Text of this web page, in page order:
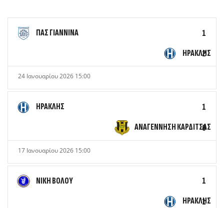
ΠΑΣ ΓΙΑΝΝΙΝΑ
1
ΗΡΑΚΛΗΣ
2
24 Ιανουαρίου 2026 15:00
ΗΡΑΚΛΗΣ
1
ΑΝΑΓΕΝΝΗΣΗ ΚΑΡΔΙΤΣΑΣ
0
17 Ιανουαρίου 2026 15:00
ΝΙΚΗ ΒΟΛΟΥ
1
ΗΡΑΚΛΗΣ
1